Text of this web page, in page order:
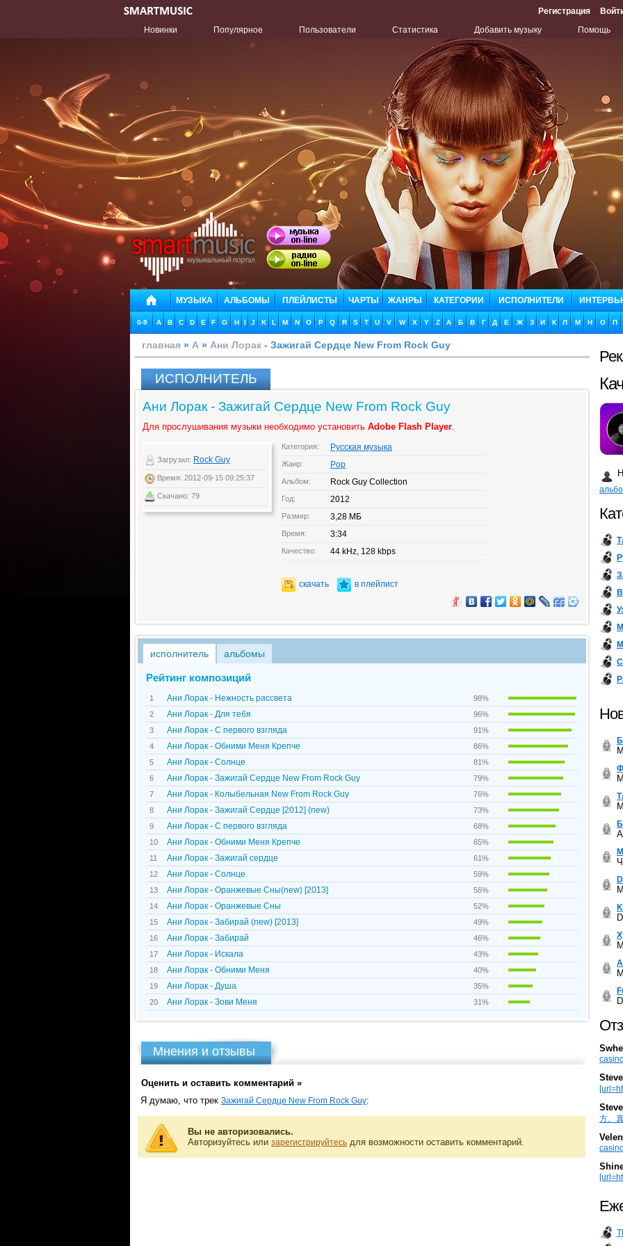
Регистрация
Новинки
Популярное Пользователи Статистика Добавить музыку Помощь
МУЗЫКА АЛЬБОМЫ ПЛЕЙЛИСТЫ ЧАРТЫ ЖАНРЫ КАТЕГОРИИ ИСПОЛНИТЕЛИ
0-9 A B C D E F G H I J K L M N O P Q R S T U V W X Y Z А Б В Г Д Е Ж З И К Л М Н О П
главная » А » Ани Лорак - Зажигай Сердце New From Rock Guy
ИСПОЛНИТЕЛЬ
Ани Лорак - Зажигай Сердце New From Rock Guy
Для прослушивания музыки необходимо установить Adobe Flash Player.
Загрузил: Rock Guy
Время: 2012-09-15 09:25:37
Скачано: 79
Категория: Русская музыка
Жанр: Pop
Альбом: Rock Guy Collection
Год: 2012
Размер: 3,28 МБ
Время: 3:34
Качество: 44 kHz, 128 kbps
скачать в плейлист
исполнитель альбомы
Рейтинг композиций
1 Ани Лорак - Нежность рассвета
98%
2
Ани Лорак - Для тебя
96%
3
Ани Лорак - С первого взгляда
91%
4
Ани Лорак - Обними Меня Крепче
86%
5
Ани Лорак - Солнце
81%
6
Ани Лорак - Зажигай Сердце New From Rock Guy
79%
7
Ани Лорак - Колыбельная New From Rock Guy
76%
8
Ани Лорак - Зажигай Сердце [2012] (new)
73%
9
Ани Лорак - С первого взгляда
68%
10
Ани Лорак - Обними Меня Крепче
65%
11
Ани Лорак - Зажигай сердце
61%
12
Ани Лорак - Солнце
59%
13
Ани Лорак - Оранжевые Сны(new) [2013]
56%
14
Ани Лорак - Оранжевые Сны
52%
15
Ани Лорак - Забирай (new) [2013]
49%
16
Ани Лорак - Забирай
46%
17
Ани Лорак - Искала
43%
18
Ани Лорак - Обними Меня
40%
19
Ани Лорак - Душа
35%
20
Ани Лорак - Зови Меня 31%
Мнения и отзывы
Оценить и оставить комментарий »
Я думаю, что трек Зажигай Сердце New From Rock Guy:
Вы не авторизовались.
Авторизуйтесь или зарегистрируйтесь для возможности оставить комментарий.
方。